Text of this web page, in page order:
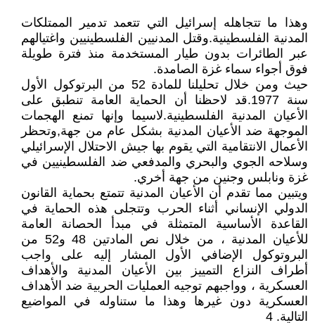
وهذا ما تتجاهله إسرائيل التي تتعمد تدمير الممتلكات
المدنية الفلسطينية.وقتل المدنيين الفلسطينيين واغتيالهم
عبر الطائرات بدون طيار المستخدمة منذ فترة طويلة
فوق أجواء سماء غزة الصامدة.
حيث ومن خلال تحليلنا للمادة 52 من البرتوكول الأول
سنة 1977.قد لاحظنا أن الحماية العامة تنطبق على
الأعيان المدنية الفلسطينية.لاسيما وإنها تمنع الهجمات
الموجهة ضد الأعيان المدنية بشكل عام من جهة,وتحظر
الأعمال الانتقامية التي يقوم بها جيش الاحتلال الإسرائيلي
وسلاحه الجوي والبحري والمدفعي ضد الفلسطينيين في
غزة ونابلس وجنين من جهة أخري.
ويتبين مما تقدم أن الأعيان المدنية تتمتع بحماية القانون
الدولي الإنساني أثناء الحرب وتتجلى هذه الحماية في
القاعدة الأساسية المتمثلة في مبدأ الحصانة العامة
للأعيان المدنية ، من خلال نص المادتين 48 و52 من
البروتوكول الإضافي الأول المشار إليه على واجب
أطراف النزاع التمييز بين الأعيان المدنية والأهداف
العسكرية ، وواجبهم توجيه العمليات الحربية ضد الأهداف
العسكرية دون غيرها وهذا ما ستناوله في المواضيع
التالية. 4